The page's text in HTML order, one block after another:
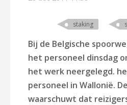
staking
Bij de Belgische
het personeel dinsdag
het werk neergelegd.
personeel in Wallonië.
waarschuwt dat